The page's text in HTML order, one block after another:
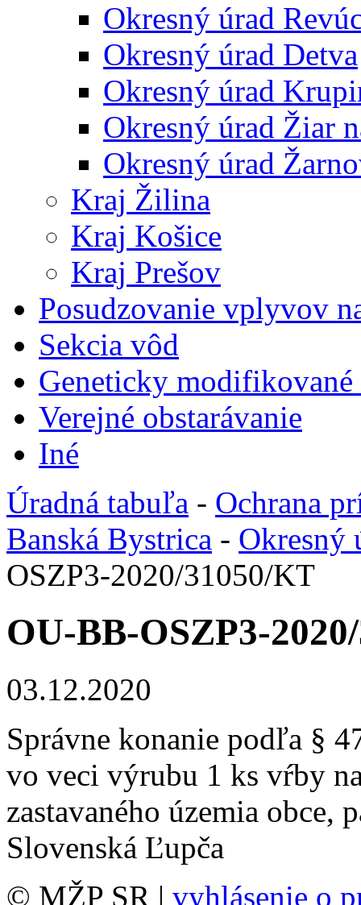
Okresný úrad
Okresný úrad Detva
Okresný úrad
Okresný úrad Žiar
Okresný úrad
Kraj Žilina
Kraj Košice
Kraj Prešov
Posudzovanie vplyvov
Sekcia vôd
Geneticky
Verejné obstarávanie
Iné
Úradná tabuľa - Ochrana
Banská Bystrica - Okresný
OSZP3-2020/31050/KT
OU-BB-OSZP3-
03.12.2020
Správne konanie podľa §
vo veci výrubu 1 ks vŕby
zastavaného územia obce,
Slovenská Ľupča
© MŽP SR | vyhlásenie o